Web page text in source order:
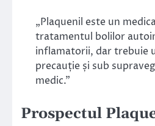
„Plaquenil este un
tratamentul bolilor
inflamatorii, dar trebuie
precauție și sub
medic.”
Prospectul